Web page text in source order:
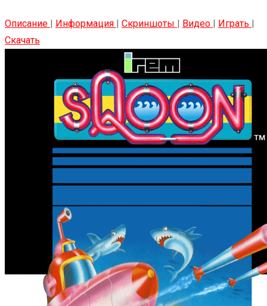
Описание | Информация | Скриншоты | Видео | Играть |
Скачать